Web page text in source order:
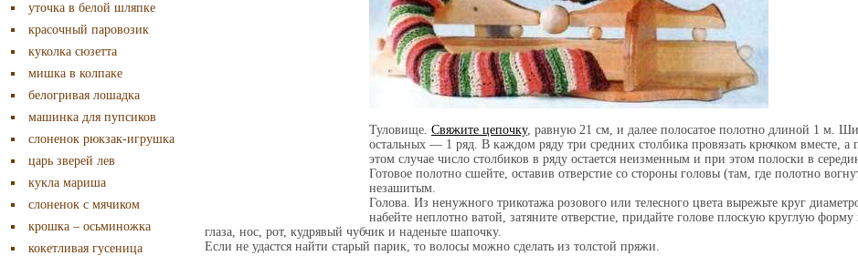
уточка в белой шляпке
красочный паровозик
куколка сюзетта
мишка в колпаке
белогривая лошадка
машинка для пупсиков
слоненок рюкзак-игрушка
царь зверей лев
кукла мариша
слоненок с мячиком
крошка – осьминожка
кокетливая гусеница
Туловище. Свяжите цепочку, равную 21 см, и далее полосатое полотно длиной 1 м.
остальных — 1 ряд. В каждом ряду три средних столбика провязать крючком вместе,
этом случае число столбиков в ряду остается неизменным и при этом полоски в
Готовое полотно сшейте, оставив отверстие со стороны головы (там, где полотно
незашитым.
Голова. Из ненужного трикотажа розового или телесного цвета вырежьте круг
набейте неплотно ватой, затяните отверстие, придайте голове плоскую круглую
глаза, нос, рот, кудрявый чубчик и наденьте шапочку.
Если не удастся найти старый парик, то волосы можно сделать из толстой пряжи.